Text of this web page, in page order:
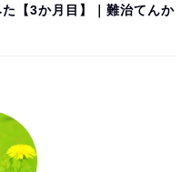
【3か月目】｜難治てんか